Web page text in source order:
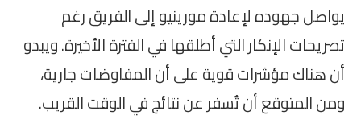
يواصل جهوده لإعادة مورينيو إلى الفريق رغم
تصريحات الإنكار التي أطلقها في الفترة الأخيرة. ويبدو
أن هناك مؤشرات قوية على أن المفاوضات جارية،
ومن المتوقع أن تُسفر عن نتائج في الوقت القريب.